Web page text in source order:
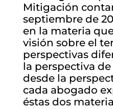
Mitigación
septiembre de
en la materia
visión sobre el
perspectivas
la perspectiva
desde la
cada abogado
éstas dos